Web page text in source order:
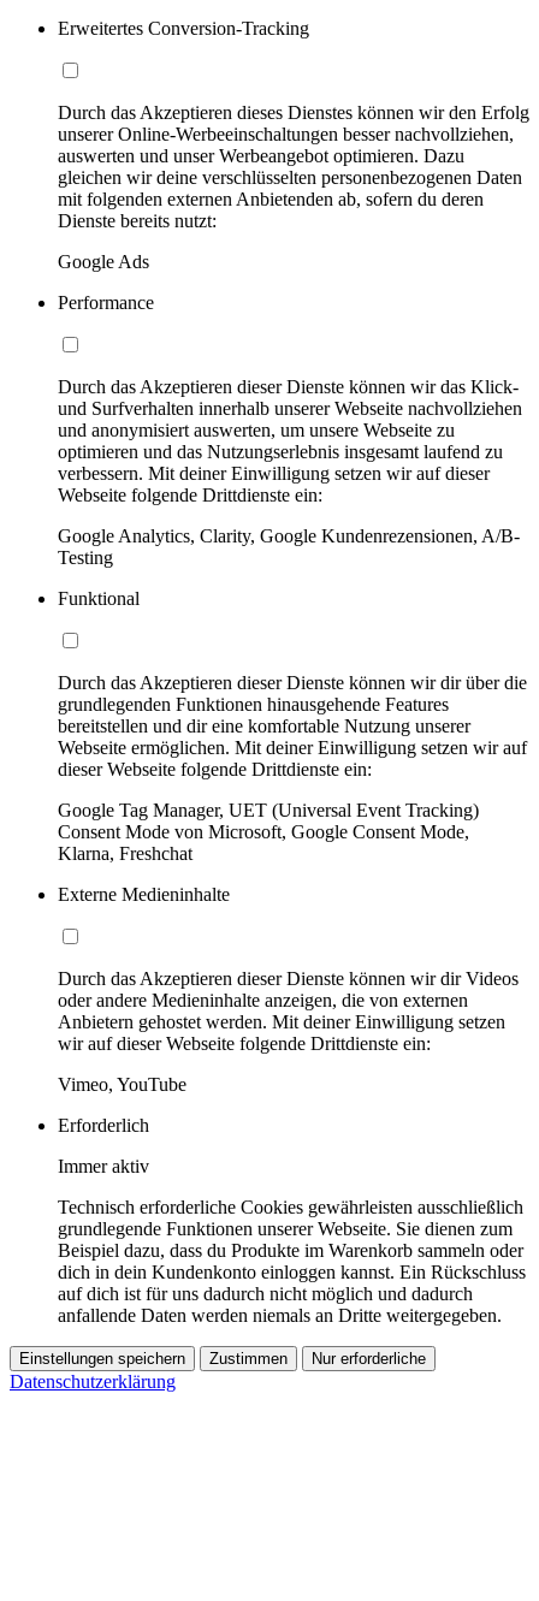
Erweitertes Conversion-Tracking
Durch das Akzeptieren dieses Dienstes können wir den Erfolg
unserer Online-Werbeeinschaltungen besser nachvollziehen,
auswerten und unser Werbeangebot optimieren. Dazu
gleichen wir deine verschlüsselten personenbezogenen Daten
mit folgenden externen Anbietenden ab, sofern du deren
Dienste bereits nutzt:
Google Ads
Performance
Durch das Akzeptieren dieser Dienste können wir das Klick-
und Surfverhalten innerhalb unserer Webseite nachvollziehen
und anonymisiert auswerten, um unsere Webseite zu
optimieren und das Nutzungserlebnis insgesamt laufend zu
verbessern. Mit deiner Einwilligung setzen wir auf dieser
Webseite folgende Drittdienste ein:
Google Analytics, Clarity, Google Kundenrezensionen, A/B-
Testing
Funktional
Durch das Akzeptieren dieser Dienste können wir dir über die
grundlegenden Funktionen hinausgehende Features
bereitstellen und dir eine komfortable Nutzung unserer
Webseite ermöglichen. Mit deiner Einwilligung setzen wir auf
dieser Webseite folgende Drittdienste ein:
Google Tag Manager, UET (Universal Event Tracking)
Consent Mode von Microsoft, Google Consent Mode,
Klarna, Freshchat
Externe Medieninhalte
Durch das Akzeptieren dieser Dienste können wir dir Videos
oder andere Medieninhalte anzeigen, die von externen
Anbietern gehostet werden. Mit deiner Einwilligung setzen
wir auf dieser Webseite folgende Drittdienste ein:
Vimeo, YouTube
Erforderlich
Immer aktiv
Technisch erforderliche Cookies gewährleisten ausschließlich
grundlegende Funktionen unserer Webseite. Sie dienen zum
Beispiel dazu, dass du Produkte im Warenkorb sammeln oder
dich in dein Kundenkonto einloggen kannst. Ein Rückschluss
auf dich ist für uns dadurch nicht möglich und dadurch
anfallende Daten werden niemals an Dritte weitergegeben.
Einstellungen speichern Zustimmen Nur erforderliche
Datenschutzerklärung